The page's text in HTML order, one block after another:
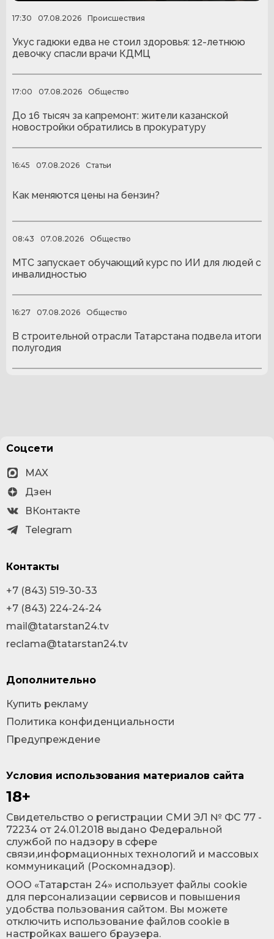
17:30 07.08.2026 Происшествия
Укус гадюки едва не стоил здоровья: 12-летнюю
девочку спасли врачи КДМЦ
17:00 07.08.2026 Общество
До 16 тысяч за капремонт: жители казанской
новостройки обратились в прокуратуру
16:45 07.08.2026 Статьи
Как меняются цены на бензин?
08:43 07.08.2026 Общество
МТС запускает обучающий курс по ИИ для людей с
инвалидностью
16:27 07.08.2026 Общество
В строительной отрасли Татарстана подвела итоги
полугодия
Условия использования материалов сайта
18+
Cвидетельство о регистрации СМИ ЭЛ № ФС 77 -
72234 от 24.01.2018 выдано Федеральной
службой по надзору в сфере
связи,информационных технологий и массовых
коммуникаций (Роскомнадзор).
ООО «Татарстан 24» использует файлы cookie
для персонализации сервисов и повышения
удобства пользования сайтом. Вы можете
отключить использование файлов cookie в
настройках вашего браузера.
Соцсети
MAX
Дзен
ВКонтакте
Telegram
Контакты
+7 (843) 519-30-33
+7 (843) 224-24-24
mail@tatarstan24.tv
reclama@tatarstan24.tv
Дополнительно
Купить рекламу
Политика конфиденциальности
Предупреждение